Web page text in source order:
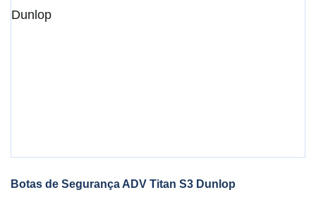
Botas de Segurança ADV Titan S3 Dunlop